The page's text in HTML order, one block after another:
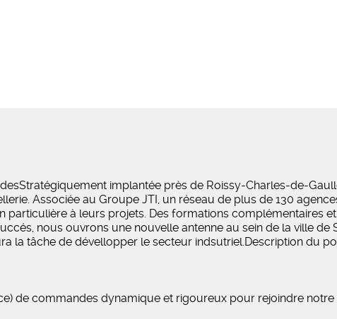
implantée près de Roissy-Charles-de-
Associée au Groupe JTI, un réseau de plus de 130
particulière à leurs projets. Des formations complémentaires
nous ouvrons une nouvelle antenne au sein de la ville de
la tâche de dévellopper le secteur indsutriel.Description du
de commandes dynamique et rigoureux pour rejoindre notre